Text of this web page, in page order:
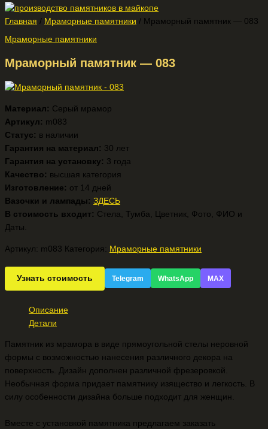
Главная / Мраморные памятники / Мраморный памятник — 083
Мраморные памятники
Мраморный памятник — 083
Материал: Серый мрамор
Артикул: m083
Статус: в наличии
Гарантия на материал: 30 лет
Гарантия на установку: 3 года
Качество: высшая категория
Изготовление: от 14 дней
Вазочки и лампады: ЗДЕСЬ
В стоимость входит: Стела, Тумба, Цветник, Фото, ФИО и
Даты.
Артикул: m083 Категория: Мраморные памятники
Узнать стоимость Telegram WhatsApp MAX
Описание
Детали
Памятник из мрамора в виде прямоугольной стелы неровной
формы с возможностью нанесения различного декора на
поверхность. Дизайн дополнен различной фрезеровкой.
Необычная форма придает памятнику изящество и легкость. В
силу особенности дизайна больше подходит для женщин.
Вместе с установкой памятника предлагаем заказать